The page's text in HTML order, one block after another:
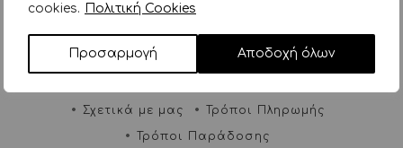
cookies. Πολιτική Cookies
Προσαρμογή Αποδοχή όλων
+30 2109345324
ΠΛΗΡΟΦΟΡΙΕΣ
Σχετικά με μας Τρόποι Πληρωμής
Τρόποι Παράδοσης